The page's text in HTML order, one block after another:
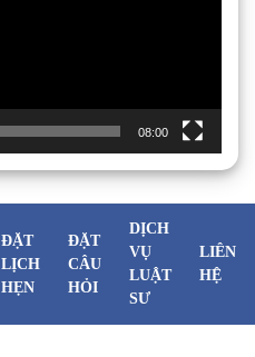
08:00
ĐẶT
LỊCH
HẸN
ĐẶT
CÂU
HỎI
DỊCH
VỤ
LUẬT
SƯ
LIÊN
HỆ